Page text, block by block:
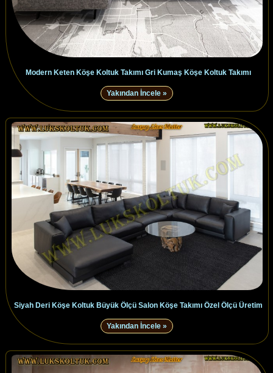
Modern Keten Köşe Koltuk Takımı Gri Kumaş Köşe Koltuk Takımı
Yakından İncele »
Siyah Deri Köşe Koltuk Büyük Ölçü Salon Köşe Takımı Özel Ölçü Üretim
Yakından İncele »